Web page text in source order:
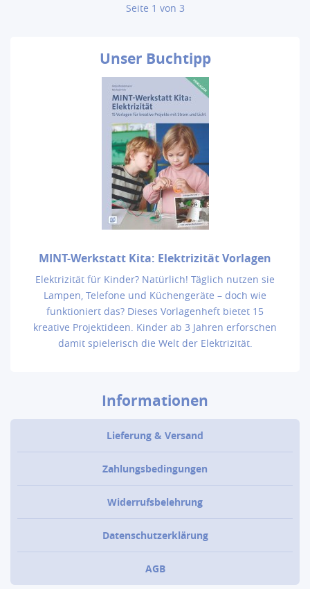
Seite 1 von 3
Unser Buchtipp
MINT-Werkstatt Kita: Elektrizität Vorlagen
Elektrizität für Kinder? Natürlich! Täglich nutzen sie
Lampen, Telefone und Küchengeräte – doch wie
funktioniert das? Dieses Vorlagenheft bietet 15
kreative Projektideen. Kinder ab 3 Jahren erforschen
damit spielerisch die Welt der Elektrizität.
Informationen
Lieferung & Versand
Zahlungsbedingungen
Widerrufsbelehrung
Datenschutzerklärung
AGB